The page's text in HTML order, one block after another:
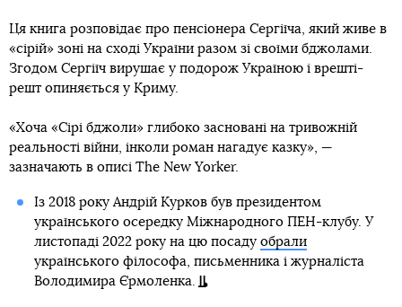
Ця книга розповідає про пенсіонера Сергіїча, який живе в
«сірій» зоні на сході України разом зі своїми бджолами.
Згодом Сергіїч вирушає у подорож Україною і врешті-
решт опиняється у Криму.
«Хоча «Сірі бджоли» глибоко засновані на тривожній
реальності війни, інколи роман нагадує казку», —
зазначають в описі The New Yorker.
Із 2018 року Андрій Курков був президентом
українського осередку Міжнародного ПЕН-клубу. У
листопаді 2022 року на цю посаду обрали
українського філософа, письменника і журналіста
Володимира Єрмоленка.